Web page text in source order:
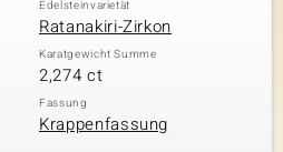
Edelsteinvarietät
Ratanakiri-Zirkon
Karatgewicht Summe
2,274 ct
Fassung
Krappenfassung